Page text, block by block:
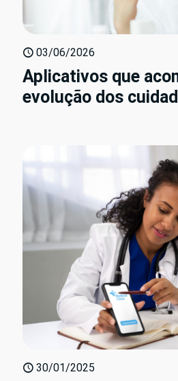
03/06/2026
Aplicativos que
evolução dos
30/01/2025